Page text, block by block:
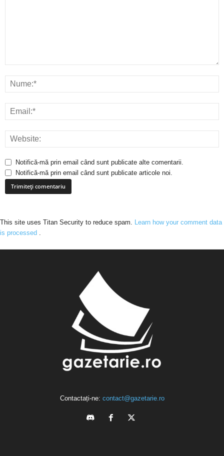
Notifică-mă prin email când sunt publicate alte comentarii.
Notifică-mă prin email când sunt publicate articole noi.
This site uses Titan Security to reduce spam.
Learn how your comment data
is processed
Contactați-ne: contact@gazetarie.ro